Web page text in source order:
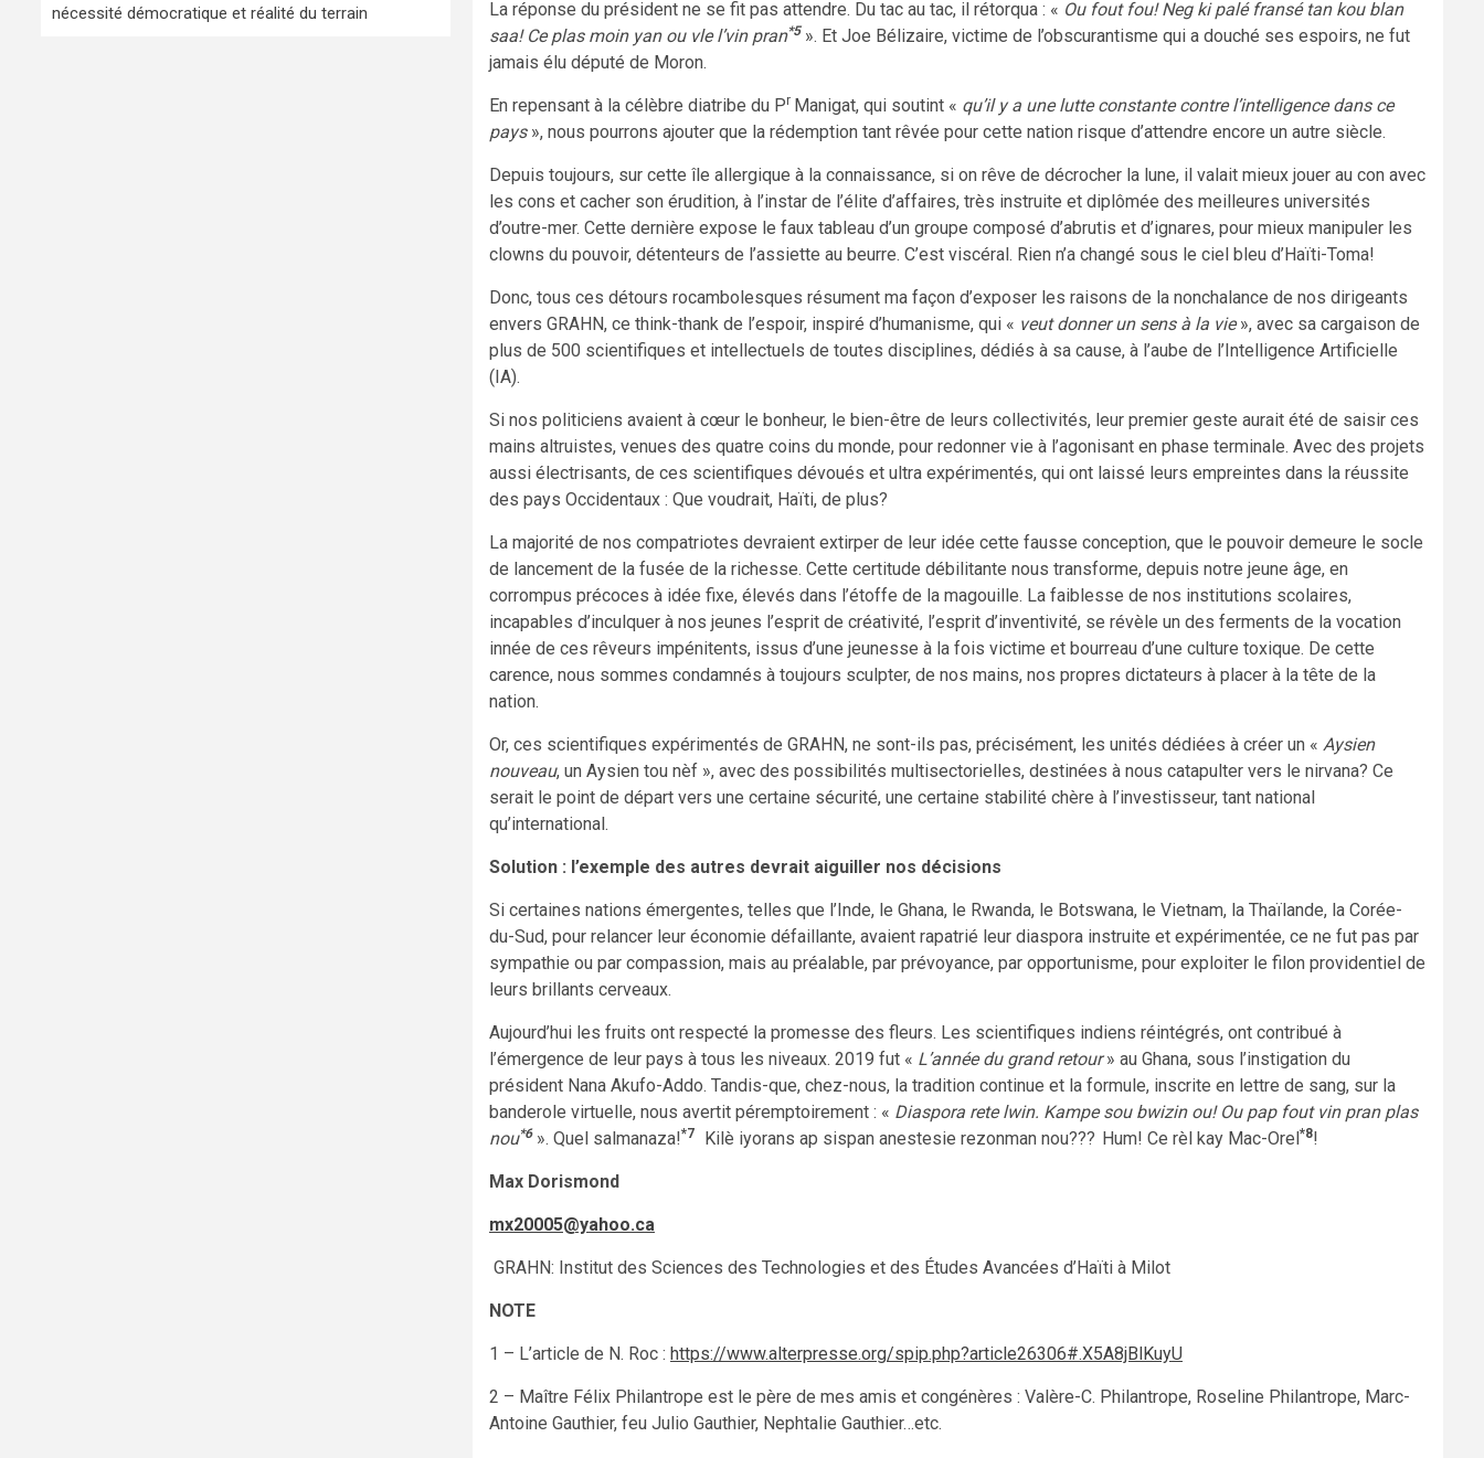
La réponse du président ne se fit pas attendre. Du tac au tac, il rétorqua : « Ou fout fou! Neg ki palé fransé tan kou blan
saa! Ce plas moin yan ou vle l’vin pran*5». Et Joe Bélizaire, victime de l’obscurantisme qui a douché ses espoirs, ne fut
jamais élu député de Moron.
En repensant à la célèbre diatribe du Pr Manigat, qui soutint « qu’il y a une lutte constante contre l’intelligence dans ce
pays», nous pourrons ajouter que la rédemption tant rêvée pour cette nation risque d’attendre encore un autre siècle.
Depuis toujours, sur cette île allergique à la connaissance, si on rêve de décrocher la lune, il valait mieux jouer au con avec
les cons et cacher son érudition, à l’instar de l’élite d’affaires, très instruite et diplômée des meilleures universités
d’outre-mer. Cette dernière expose le faux tableau d’un groupe composé d’abrutis et d’ignares, pour mieux manipuler les
clowns du pouvoir, détenteurs de l’assiette au beurre. C’est viscéral. Rien n’a changé sous le ciel bleu d’Haïti-Toma!
Donc, tous ces détours rocambolesques résument ma façon d’exposer les raisons de la nonchalance de nos dirigeants
envers GRAHN, ce think-thank de l’espoir, inspiré d’humanisme, qui « veut donner un sens à la vie», avec sa cargaison de
plus de 500 scientifiques et intellectuels de toutes disciplines, dédiés à sa cause, à l’aube de l’Intelligence Artificielle
(IA).
Si nos politiciens avaient à cœur le bonheur, le bien-être de leurs collectivités, leur premier geste aurait été de saisir ces
mains altruistes, venues des quatre coins du monde, pour redonner vie à l’agonisant en phase terminale. Avec des projets
aussi électrisants, de ces scientifiques dévoués et ultra expérimentés, qui ont laissé leurs empreintes dans la réussite
des pays Occidentaux : Que voudrait, Haïti, de plus?
La majorité de nos compatriotes devraient extirper de leur idée cette fausse conception, que le pouvoir demeure le socle
de lancement de la fusée de la richesse. Cette certitude débilitante nous transforme, depuis notre jeune âge, en
corrompus précoces à idée fixe, élevés dans l’étoffe de la magouille. La faiblesse de nos institutions scolaires,
incapables d’inculquer à nos jeunes l’esprit de créativité, l’esprit d’inventivité, se révèle un des ferments de la vocation
innée de ces rêveurs impénitents, issus d’une jeunesse à la fois victime et bourreau d’une culture toxique. De cette
carence, nous sommes condamnés à toujours sculpter, de nos mains, nos propres dictateurs à placer à la tête de la
nation.
Or, ces scientifiques expérimentés de GRAHN, ne sont-ils pas, précisément, les unités dédiées à créer un « Aysien
nouveau, un Aysien tou nèf », avec des possibilités multisectorielles, destinées à nous catapulter vers le nirvana? Ce
serait le point de départ vers une certaine sécurité, une certaine stabilité chère à l’investisseur, tant national
qu’international.
Solution : l’exemple des autres devrait aiguiller nos décisions
Si certaines nations émergentes, telles que l’Inde, le Ghana, le Rwanda, le Botswana, le Vietnam, la Thaïlande, la Corée-
du-Sud, pour relancer leur économie défaillante, avaient rapatrié leur diaspora instruite et expérimentée, ce ne fut pas par
sympathie ou par compassion, mais au préalable, par prévoyance, par opportunisme, pour exploiter le filon providentiel de
leurs brillants cerveaux.
Aujourd’hui les fruits ont respecté la promesse des fleurs. Les scientifiques indiens réintégrés, ont contribué à
l’émergence de leur pays à tous les niveaux. 2019 fut « L’année du grand retour» au Ghana, sous l’instigation du
président Nana Akufo-Addo. Tandis-que, chez-nous, la tradition continue et la formule, inscrite en lettre de sang, sur la
banderole virtuelle, nous avertit péremptoirement : « Diaspora rete lwin. Kampe sou bwizin ou! Ou pap fout vin pran plas
nou*6». Quel salmanaza!*7 Kilè iyorans ap sispan anestesie rezonman nou??? Hum! Ce rèl kay Mac-Orel *8!
Max Dorismond
mx20005@yahoo.ca
GRAHN: Institut des Sciences des Technologies et des Études Avancées d’Haïti à Milot
NOTE
1 – L’article de N. Roc : https://www.alterpresse.org/spip.php?article26306#.X5A8jBlKuyU
2 – Maître Félix Philantrope est le père de mes amis et congénères : Valère-C. Philantrope, Roseline Philantrope, Marc-
Antoine Gauthier, feu Julio Gauthier, Nephtalie Gauthier…etc.
nécessité démocratique et réalité du terrain